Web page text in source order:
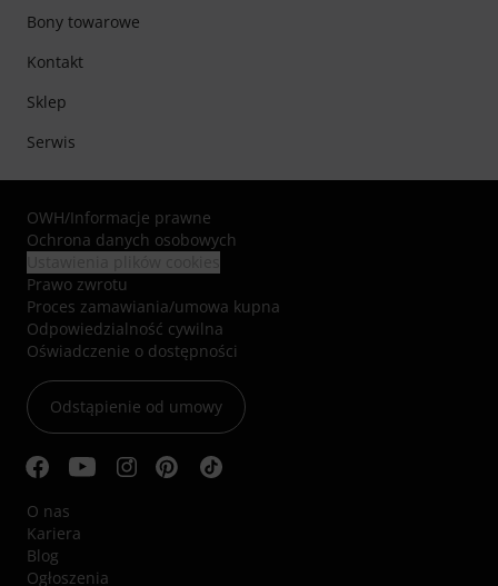
Bony towarowe
Kontakt
Sklep
Serwis
OWH/Informacje prawne
Ochrona danych osobowych
Prawo zwrotu
Proces zamawiania/umowa kupna
Odpowiedzialność cywilna
Oświadczenie o dostępności
Odstąpienie od umowy
O nas
Kariera
Blog
Ogłoszenia